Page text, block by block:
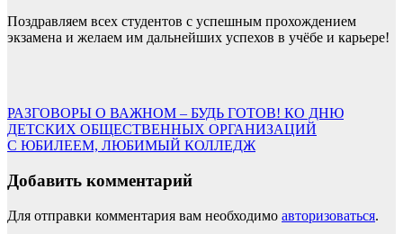
Поздравляем всех студентов с успешным прохождением
экзамена и желаем им дальнейших успехов в учёбе и карьере!
Навигация
по
РАЗГОВОРЫ О ВАЖНОМ – БУДЬ ГОТОВ! КО ДНЮ
ДЕТСКИХ ОБЩЕСТВЕННЫХ ОРГАНИЗАЦИЙ
С ЮБИЛЕЕМ, ЛЮБИМЫЙ КОЛЛЕДЖ
Добавить комментарий
Для отправки комментария вам необходимо авторизоваться.